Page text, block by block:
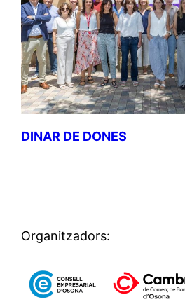
DINAR DE DONES
Organitzadors: